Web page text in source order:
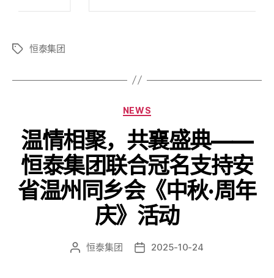
恒泰集团
NEWS
温情相聚，共襄盛典——
恒泰集团联合冠名支持安
省温州同乡会《中秋·周年
庆》活动
恒泰集团 2025-10-24